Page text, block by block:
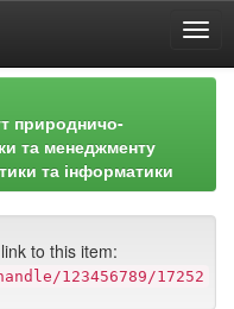
природничо-
та менеджменту
та інформатики
to this item:
123456789/17252